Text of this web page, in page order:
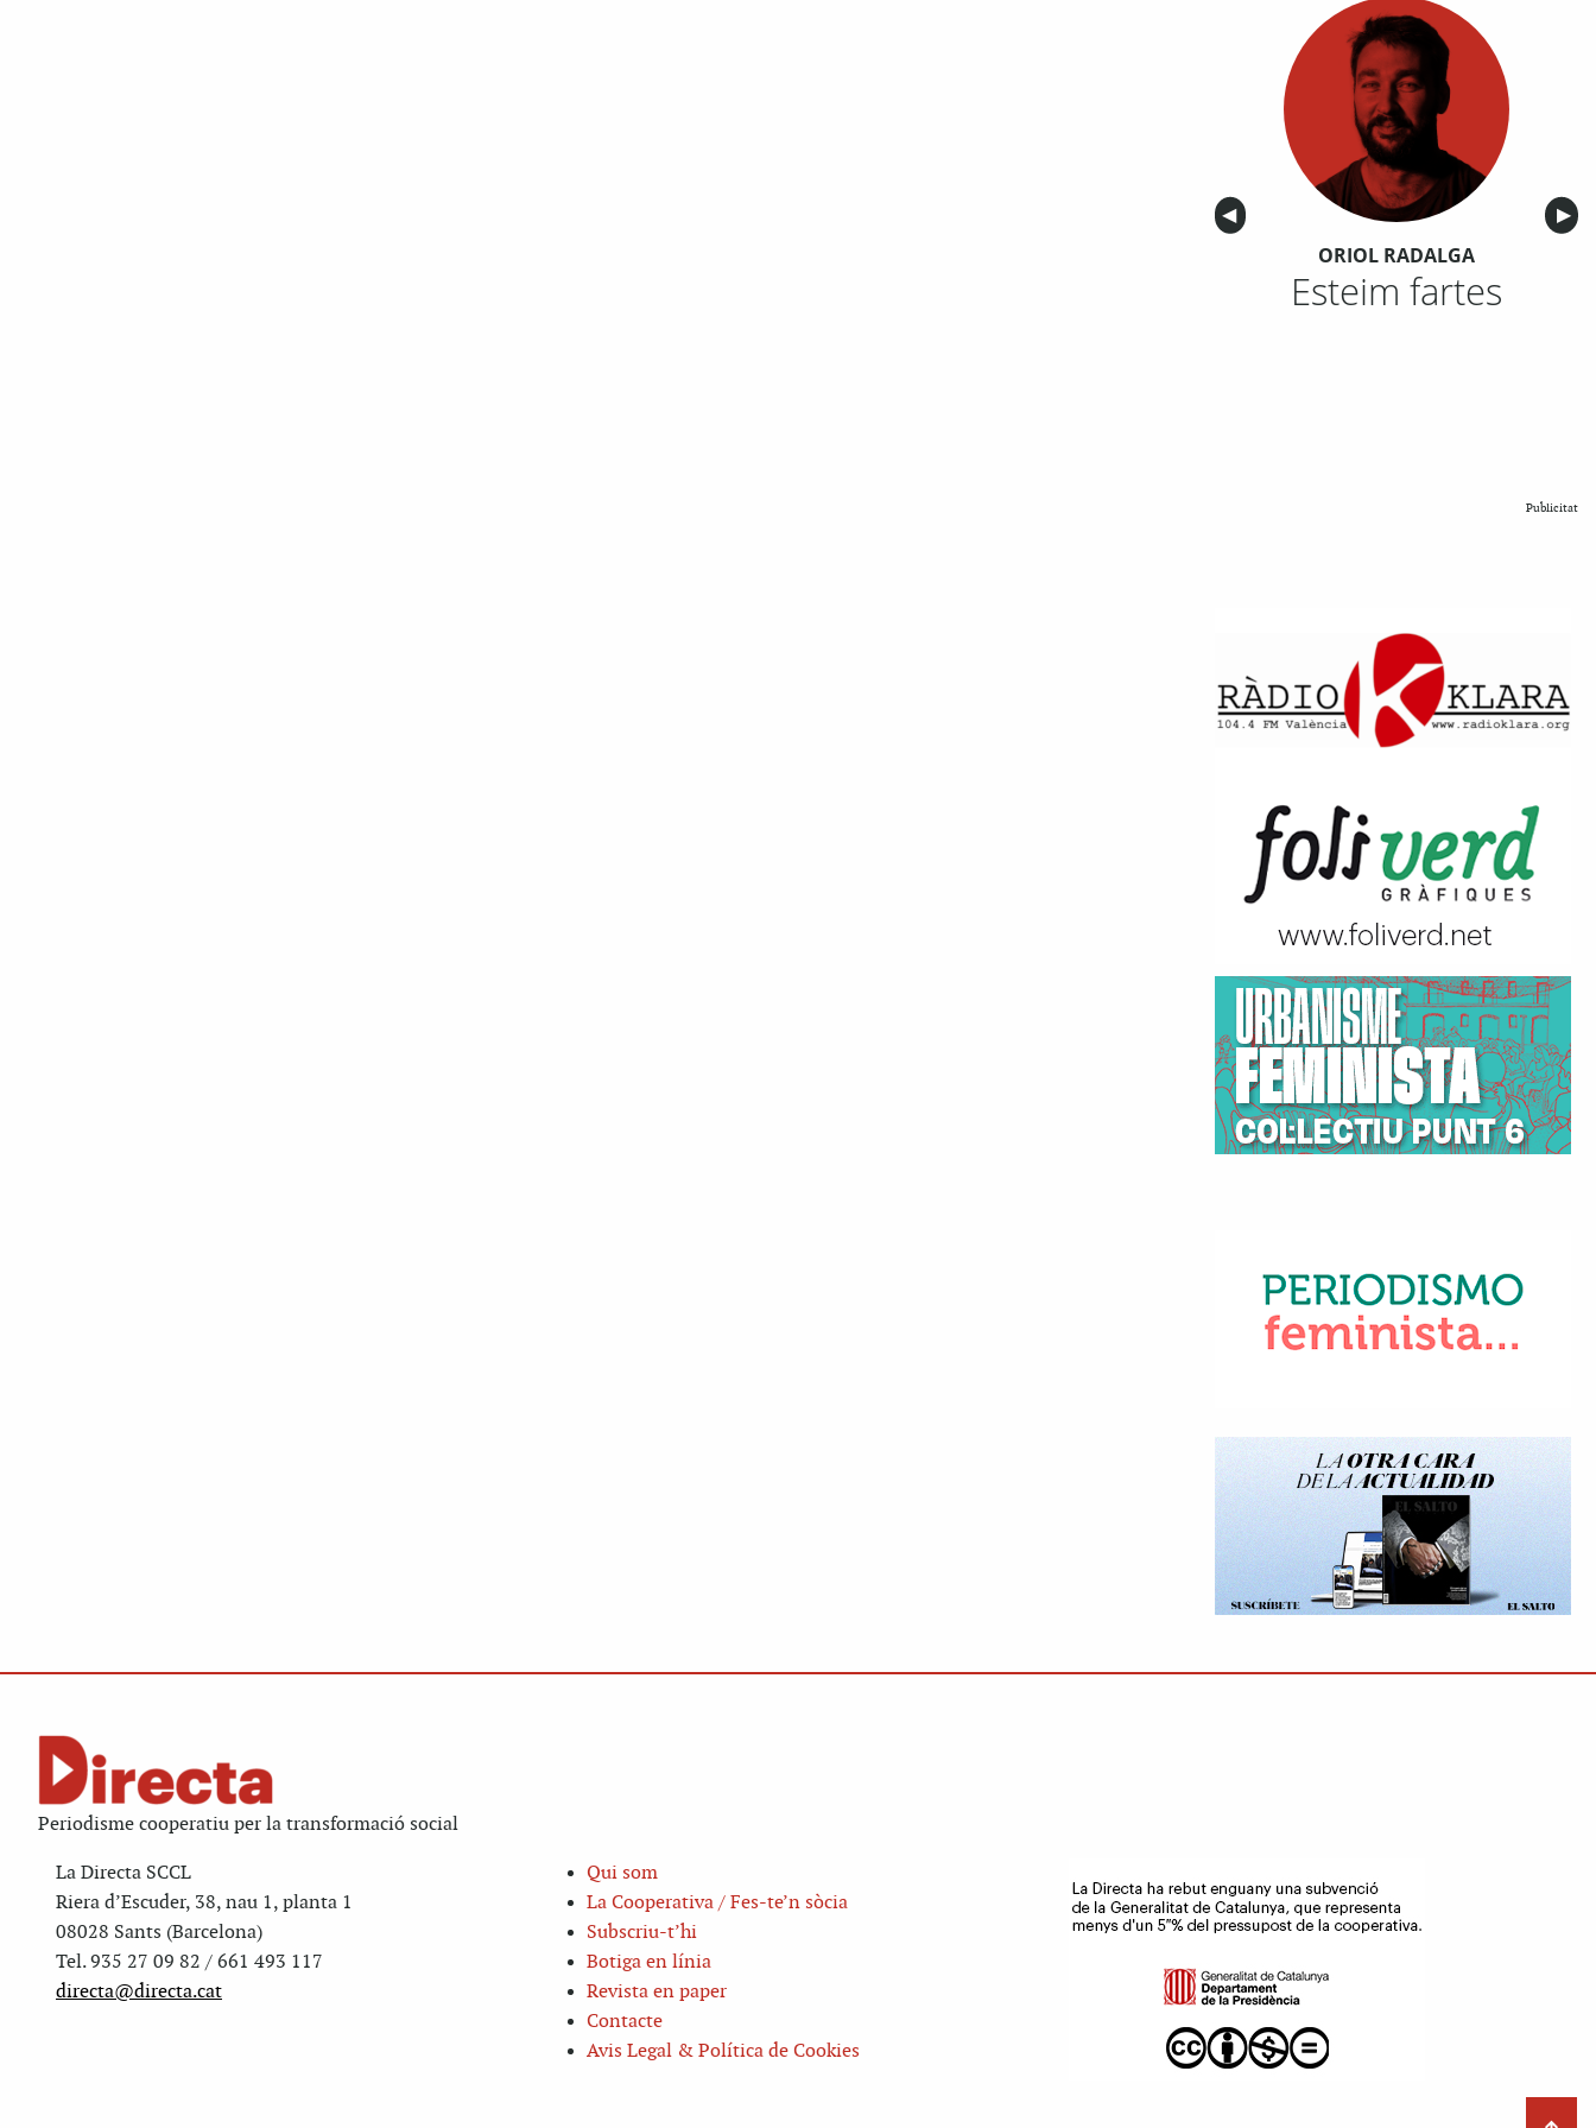
Anterior
◀︎ ▶︎
ORIOL RADALGA
Esteim fartes
Publicitat
Periodisme cooperatiu per la transformació social
La Directa SCCL
Riera d’Escuder, 38, nau 1, planta 1
08028 Sants (Barcelona)
Tel. 935 27 09 82 / 661 493 117
directa@directa.cat
Qui som
La Cooperativa / Fes-te’n sòcia
Subscriu-t’hi
Botiga en línia
Revista en paper
Contacte
Avis Legal & Política de Cookies